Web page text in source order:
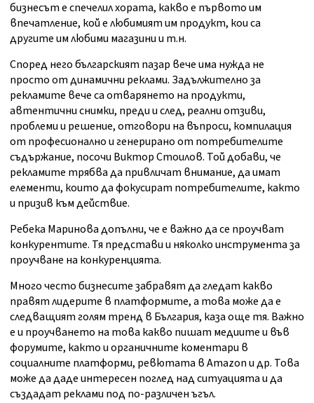
бизнесът е спечелил хората, какво е първото им
впечатление, кой е любимият им продукт, кои са
другите им любими магазини и т.н.
Според него българският пазар вече има нужда не
просто от динамични реклами. Задължително за
рекламите вече са отварянето на продукти,
автентични снимки, преди и след, реални отзиви,
проблеми и решение, отговори на въпроси, компилация
от професионално и генерирано от потребителите
съдържание, посочи Виктор Стоилов. Той добави, че
рекламите трябва да привличат внимание, да имат
елементи, които да фокусират потребителите, както
и призив към действие.
Ребека Маринова допълни, че е важно да се проучват
конкурентите. Тя представи и няколко инструмента за
проучване на конкуренцията.
Много често бизнесите забравят да гледат какво
правят лидерите в платформите, а това може да е
следващият голям тренд в България, каза още тя. Важно
е и проучването на това какво пишат медиите и във
форумите, както и органичните коментари в
социалните платформи, ревютата в Amazon и др. Това
може да даде интересен поглед над ситуацията и да
създадат реклами под по-различен ъгъл.